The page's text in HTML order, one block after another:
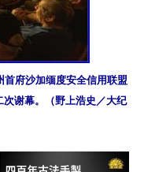
首府沙加缅度安全信用联盟
谢幕。（野上浩史／大纪